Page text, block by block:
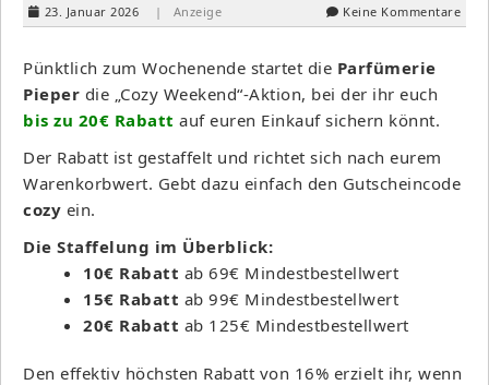
23. Januar 2026 | Anzeige Keine Kommentare
Pünktlich zum Wochenende startet die Parfümerie
Pieper die „Cozy Weekend“-Aktion, bei der ihr euch
bis zu 20€ Rabatt auf euren Einkauf sichern könnt.
Der Rabatt ist gestaffelt und richtet sich nach eurem
Warenkorbwert. Gebt dazu einfach den Gutscheincode
cozy ein.
Die Staffelung im Überblick:
10€ Rabatt ab 69€ Mindestbestellwert
15€ Rabatt ab 99€ Mindestbestellwert
20€ Rabatt ab 125€ Mindestbestellwert
Den effektiv höchsten Rabatt von 16% erzielt ihr, wenn